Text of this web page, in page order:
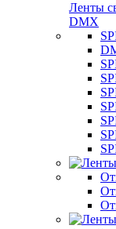
Ленты
DMX